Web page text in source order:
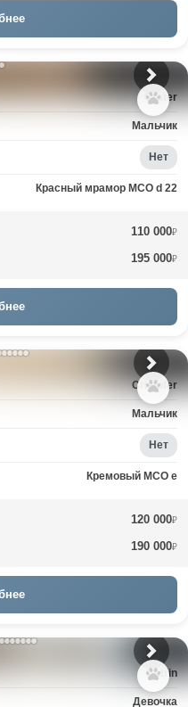
Crater
Мальчик
Нет
Красный мрамор MCO d 22
110 000₽
195 000₽
Cristofer
Мальчик
Нет
Кремовый MCO e
120 000₽
190 000₽
Catrin
Девочка